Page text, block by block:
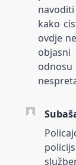
kako
ovdje
objasni